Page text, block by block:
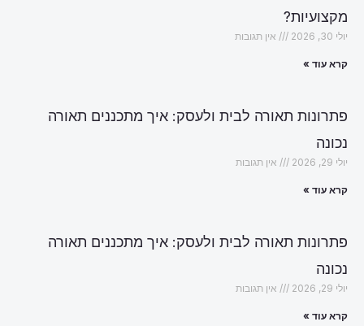
מקצועיות?
יולי 30, 2026 אין תגובות
קרא עוד »
פתרונות תאורה לבית ולעסק: איך מתכננים תאורה
נכונה
יולי 29, 2026 אין תגובות
קרא עוד »
פתרונות תאורה לבית ולעסק: איך מתכננים תאורה
נכונה
יולי 29, 2026 אין תגובות
קרא עוד »